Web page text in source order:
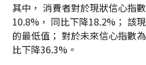
其中， 消費者對於現狀信心指
10.8%， 同比下降18.2%； 該
的最低值； 對於未來信心指數
比下降36.3%。